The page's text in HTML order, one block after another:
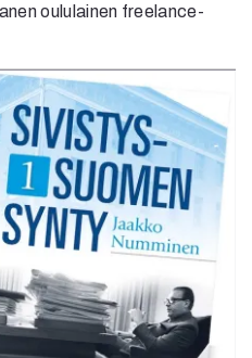
oululainen freelance-